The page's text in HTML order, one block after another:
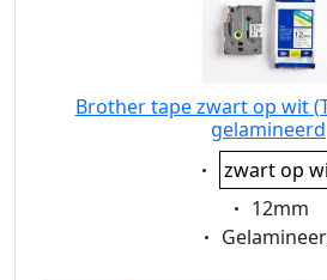
Brother tape zwart op wit
gelamineerd
Eigenschaft:
zwart op
Eigenschaft:
12mm
Eigenschaft: